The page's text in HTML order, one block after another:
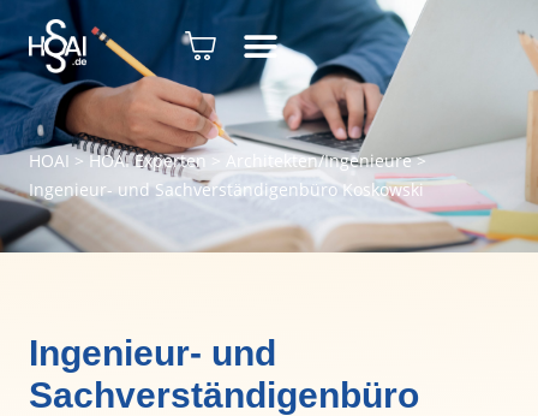
HOAI > HOAI Experten> Architekten/Ingenieure>
Ingenieur- und Sachverständigenbüro Koskowski
Ingenieur- und
Sachverständigenbüro